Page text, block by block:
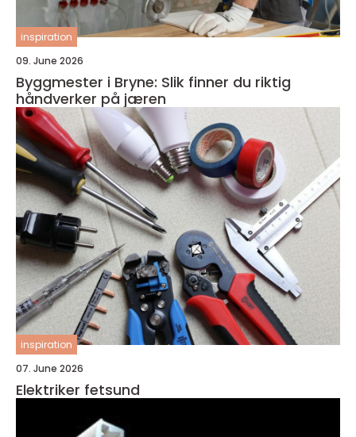
inspiration
09. June 2026
Byggmester i Bryne: Slik finner du riktig
håndverker på jæren
inspiration
07. June 2026
Elektriker fetsund